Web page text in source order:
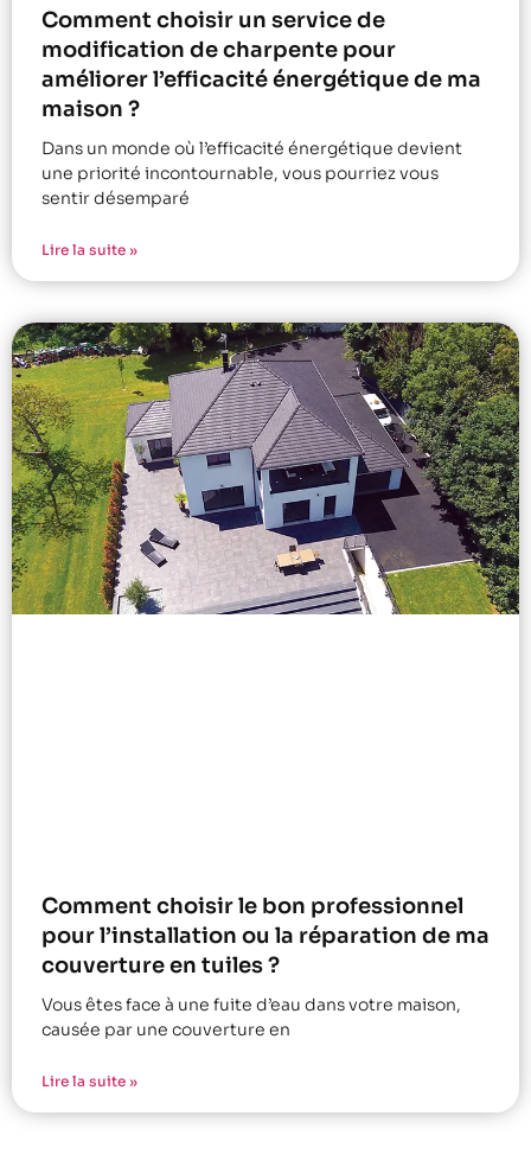
Comment choisir un service de
modification de charpente pour
améliorer l’efficacité énergétique de ma
maison ?
Dans un monde où l’efficacité énergétique devient
une priorité incontournable, vous pourriez vous
sentir désemparé
Lire la suite »
Comment choisir le bon professionnel
pour l’installation ou la réparation de ma
couverture en tuiles ?
Vous êtes face à une fuite d’eau dans votre maison,
causée par une couverture en
Lire la suite »